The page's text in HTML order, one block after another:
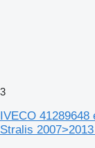
3
IVECO
Stralis